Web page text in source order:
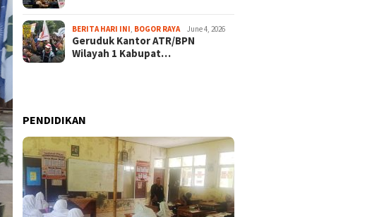
BERITA HARI INI BOGOR RAYA June 4, 2026
Geruduk Kantor ATR/BPN
Wilayah 1 Kabupat…
PENDIDIKAN